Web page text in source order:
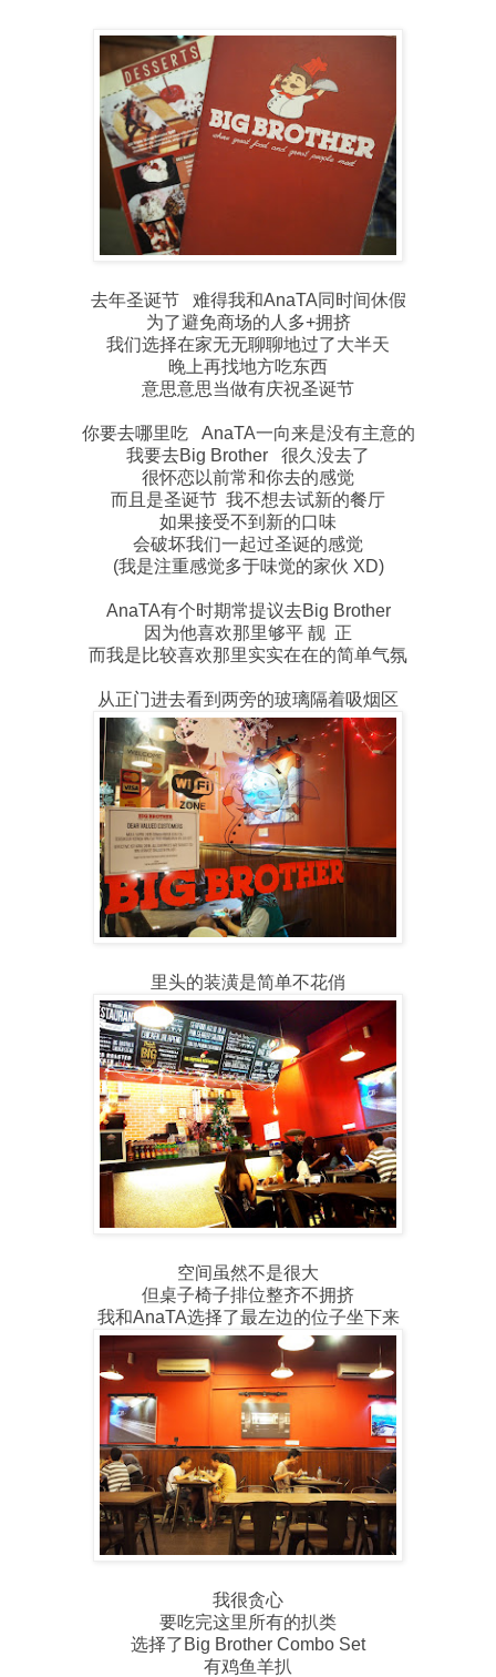
去年圣诞节 难得我和AnaTA同时间休假
为了避免商场的人多+拥挤
我们选择在家无无聊聊地过了大半天
晚上再找地方吃东西
意思意思当做有庆祝圣诞节
你要去哪里吃 AnaTA一向来是没有主意的
我要去Big Brother 很久没去了
很怀恋以前常和你去的感觉
而且是圣诞节 我不想去试新的餐厅
如果接受不到新的口味
会破坏我们一起过圣诞的感觉
(我是注重感觉多于味觉的家伙 XD)
AnaTA有个时期常提议去Big Brother
因为他喜欢那里够平 靓 正
而我是比较喜欢那里实实在在的简单气氛
从正门进去看到两旁的玻璃隔着吸烟区
里头的装潢是简单不花俏
空间虽然不是很大
但桌子椅子排位整齐不拥挤
我和AnaTA选择了最左边的位子坐下来
我很贪心
要吃完这里所有的扒类
选择了Big Brother Combo Set
有鸡鱼羊扒